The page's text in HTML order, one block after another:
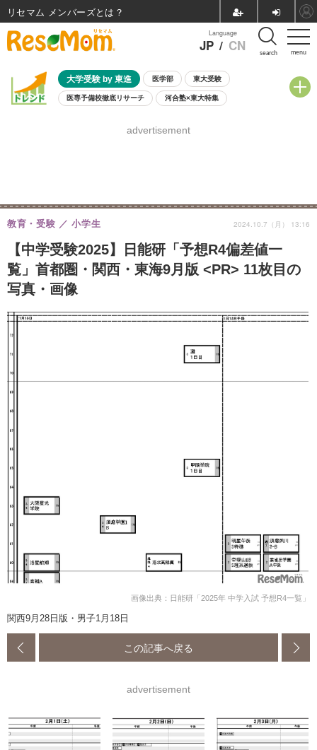
menu
Language
JP / CN search
大学受験 by 東進 医学部 東大受験
医専予備校徹底リサーチ 河合塾×東大特集
8月開催学校説明会・相談会
advertisement
【中学受験2025】日能研「予想R4偏差値一
覧」首都圏・関西・東海9月版 <PR> 11枚目の
写真・画像
教育・受験 小学生 2024.10.7（月） 13:16
画像出典：日能研「2025年 中学入試 予想R4一覧」
関西9月28日版・男子1月18日
この記事へ戻る
advertisement
リセマム メンバーズ